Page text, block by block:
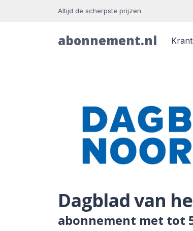
Altijd de scherpste prijzen
abonnement.nl
Dagblad van
abonnement met tot